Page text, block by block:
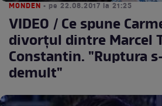
MONDEN • pe 22.08.2017 la 21:25
VIDEO / Ce spune
divorţul dintre Marcel
Constantin. "Ruptura
demult"